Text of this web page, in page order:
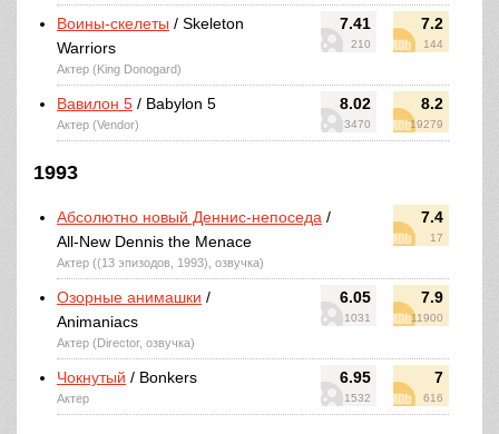
7.41
210
7.2
144
Воины-скелеты / Skeleton
Warriors
Актер (King Donogard)
8.02
3470
8.2
19279
Вавилон 5 / Babylon 5
Актер (Vendor)
1993
7.4
17
Абсолютно новый Деннис-непоседа /
All-New Dennis the Menace
Актер ((13 эпизодов, 1993), озвучка)
6.05
1031
7.9
11900
Озорные анимашки /
Animaniacs
Актер (Director, озвучка)
6.95
1532
7
616
Чокнутый / Bonkers
Актер